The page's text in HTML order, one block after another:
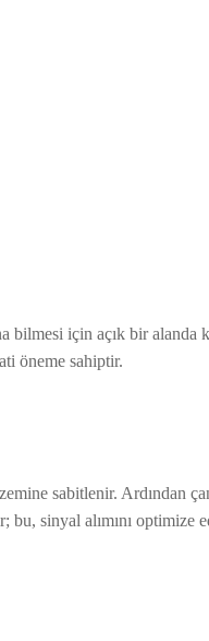
için açık bir alanda
öneme sahiptir.
sabitlenir. Ardından
sinyal alımını optimize